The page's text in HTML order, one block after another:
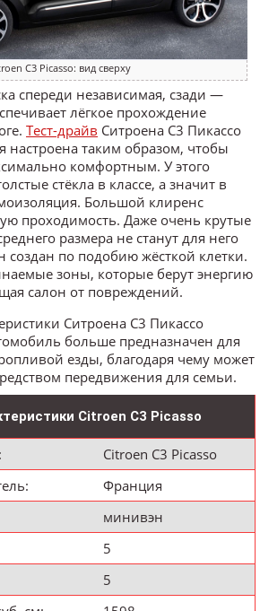
C3 Picasso: вид сверху
спереди независимая, сзади —
лёгкое прохождение
Тест-драйв Ситроена С3 Пикассо
настроена таким образом, чтобы
комфортным. У этого
стёкла в классе, а значит в
Большой клиренс
проходимость. Даже очень крутые
размера не станут для него
создан по подобию жёсткой клетки.
зоны, которые берут энергию
салон от повреждений.
Ситроена С3 Пикассо
больше предназначен для
езды, благодаря чему может
передвижения для семьи.
Citroen C3 Picasso
Citroen C3 Picasso
Франция
минивэн
5
5